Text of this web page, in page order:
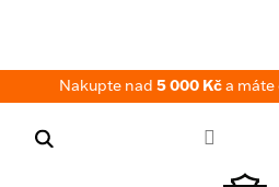
Nakupte nad 5 000 Kča máte